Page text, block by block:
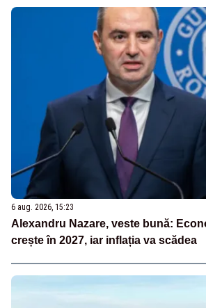
6 aug. 2026, 15:23
Alexandru Nazare, veste bună:
crește în 2027, iar inflația va scădea